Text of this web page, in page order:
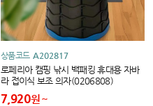
상품코드 A202817
로페리아 캠핑 낚시 백패킹 휴대용 자바
라 접이식 보조 의자(0206808)
7,920원